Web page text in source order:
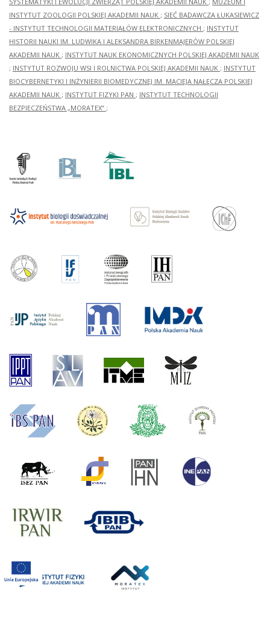
INSTYTUT ZOOLOGII POLSKIEJ AKADEMII NAUK ; SIEĆ BADAWCZA ŁUKASIEWICZ
- INSTYTUT TECHNOLOGII MATERIAŁÓW ELEKTRONICZNYCH ; INSTYTUT
HISTORII NAUKI IM. LUDWIKA I ALEKSANDRA BIRKENMAJERÓW POLSKIEJ
AKADEMII NAUK ; INSTYTUT NAUK EKONOMICZNYCH POLSKIEJ AKADEMII NAUK
; INSTYTUT ROZWOJU WSI I ROLNICTWA POLSKIEJ AKADEMII NAUK ; INSTYTUT
BIOCYBERNETYKI I INŻYNIERII BIOMEDYCZNEJ IM. MACIEJA NAŁĘCZA POLSKIEJ
AKADEMII NAUK ; INSTYTUT FIZYKI PAN ; INSTYTUT TECHNOLOGII
BEZPIECZEŃSTWA „MORATEX” ;